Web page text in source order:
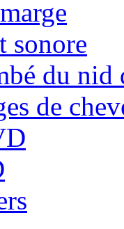
sonore
du nid
de